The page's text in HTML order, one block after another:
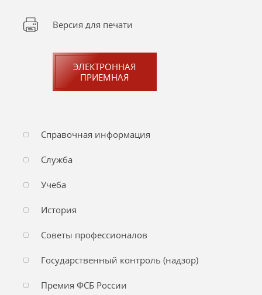
Версия для печати
ЭЛЕКТРОННАЯ
ПРИЕМНАЯ
Справочная информация
Служба
Учеба
История
Советы профессионалов
Государственный контроль (надзор)
Премия ФСБ России